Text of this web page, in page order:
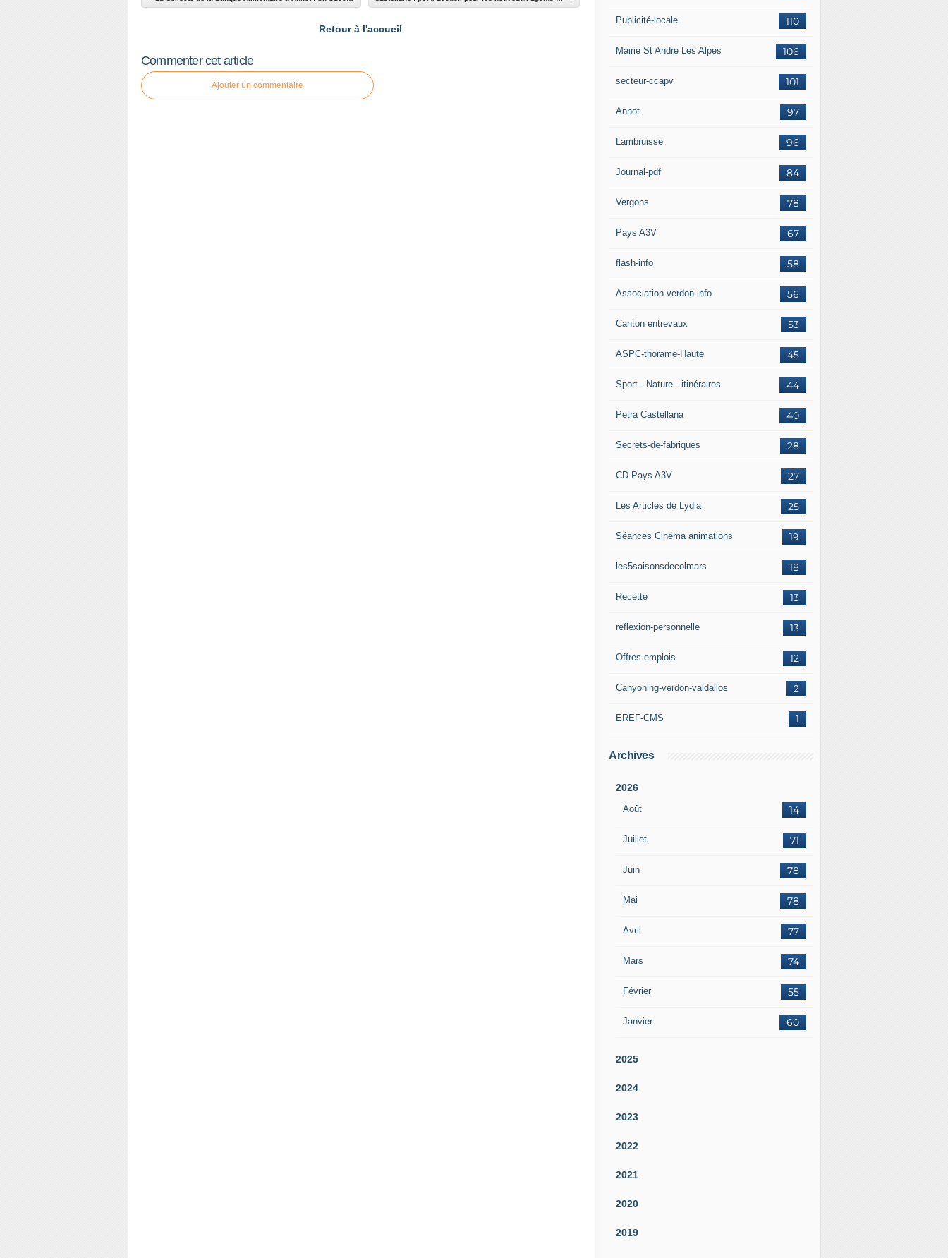
Retour à l'accueil
Commenter cet article
Ajouter un commentaire
110
Publicité-locale
106
Mairie St Andre Les Alpes
101
secteur-ccapv
97
Annot
96
Lambruisse
84
Journal-pdf
78
Vergons
67
Pays A3V
58
flash-info
56
Association-verdon-info
53
Canton entrevaux
45
ASPC-thorame-Haute
44
Sport - Nature - itinéraires
40
Petra Castellana
28
Secrets-de-fabriques
27
CD Pays A3V
25
Les Articles de Lydia
19
Séances Cinéma animations
18
les5saisonsdecolmars
13
Recette
13
reflexion-personnelle
12
Offres-emplois
2
Canyoning-verdon-valdallos
1
EREF-CMS
Archives
2026
Août 14
Juillet 71
Juin 78
Mai 78
Avril 77
Mars 74
Février 55
Janvier 60
2025
2024
2023
2022
2021
2020
2019